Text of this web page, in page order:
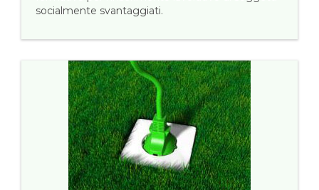
socialmente svantaggiati.